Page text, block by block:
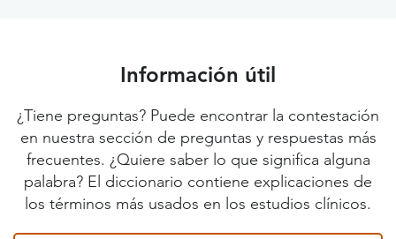
Información útil
¿Tiene preguntas? Puede encontrar la contestación
en nuestra sección de preguntas y respuestas más
frecuentes. ¿Quiere saber lo que significa alguna
palabra? El diccionario contiene explicaciones de
los términos más usados en los estudios clínicos.